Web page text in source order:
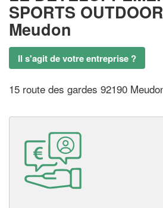
SPORTS
Meudon
Il s'agit de votre entreprise ?
15 route des gardes 92190